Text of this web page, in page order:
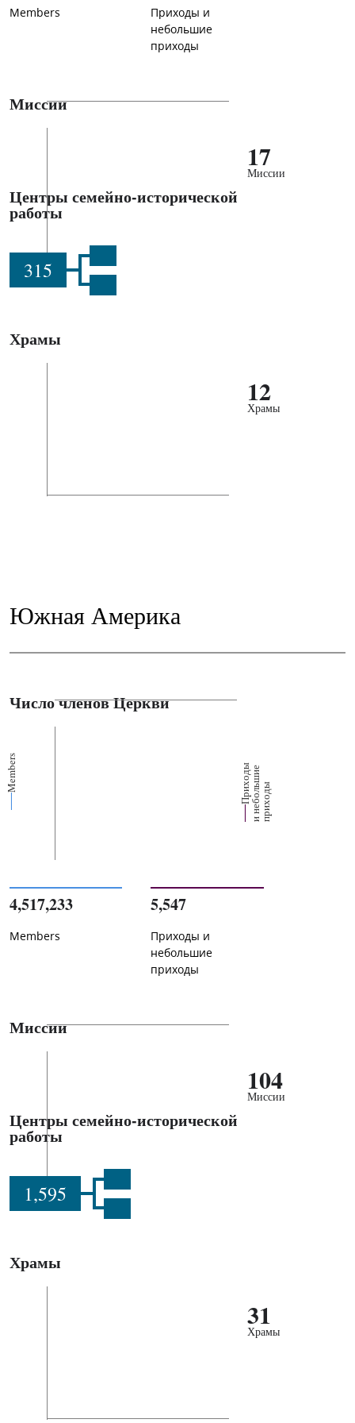
Members
Приходы и
небольшие
приходы
Миссии
17
Миссии
Центры семейно-исторической
работы
315
Храмы
12
Храмы
Южная Америка
Число членов Церкви
Members П
р
их
о
д
ы
и
н
е
б
о
ль
ш
ие
п
р
и
х
о
ды
4,517,233
Members
5,547
Приходы и
небольшие
приходы
Миссии
104
Миссии
Центры семейно-исторической
работы
1,595
Храмы
31
Храмы